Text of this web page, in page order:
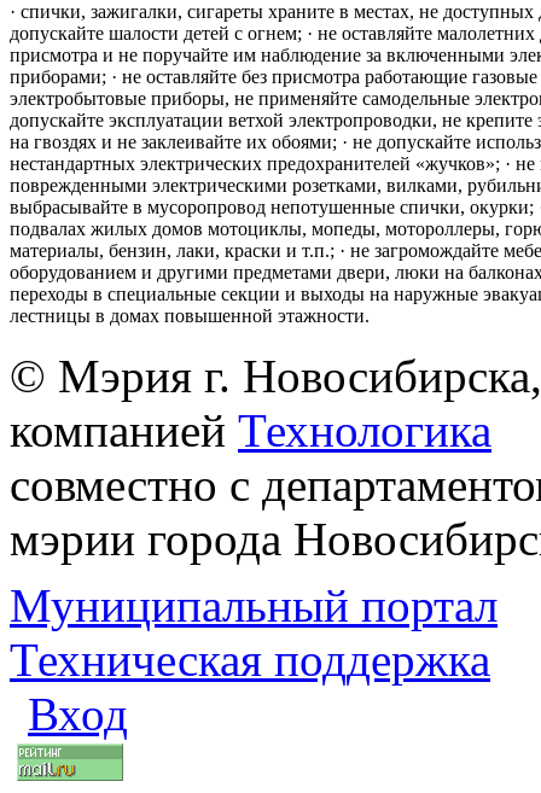
· спички, зажигалки, сигареты храните в местах, не доступных
допускайте шалости детей с огнем; · не оставляйте малолетних
присмотра и не поручайте им наблюдение за включенными
приборами; · не оставляйте без присмотра работающие
электробытовые приборы, не применяйте самодельные
допускайте эксплуатации ветхой электропроводки, не крепите
на гвоздях и не заклеивайте их обоями; · не допускайте
нестандартных электрических предохранителей «жучков»; · не
поврежденными электрическими розетками, вилками,
выбрасывайте в мусоропровод непотушенные спички, окурки;
подвалах жилых домов мотоциклы, мопеды, мотороллеры,
материалы, бензин, лаки, краски и т.п.; · не загромождайте
оборудованием и другими предметами двери, люки на
переходы в специальные секции и выходы на наружные
лестницы в домах повышенной этажности.
© Мэрия г.
компанией Технологика
совместно с
мэрии города
Муниципальный портал
Техническая поддержка
Вход